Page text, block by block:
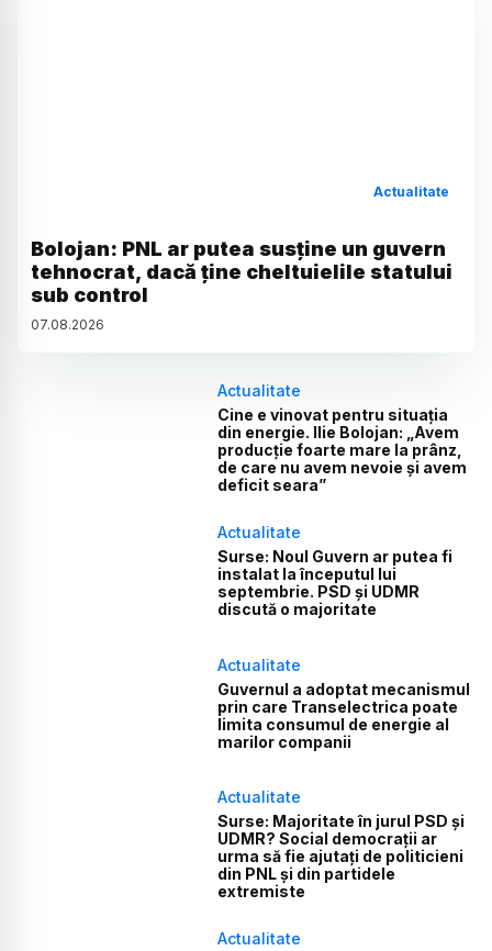
Actualitate
Bolojan: PNL ar putea susține un guvern
tehnocrat, dacă ține cheltuielile statului
sub control
07.08.2026
Actualitate
Cine e vinovat pentru situația
din energie. Ilie Bolojan: „Avem
producție foarte mare la prânz,
de care nu avem nevoie și avem
deficit seara”
Actualitate
Surse: Noul Guvern ar putea fi
instalat la începutul lui
septembrie. PSD și UDMR
discută o majoritate
Actualitate
Guvernul a adoptat mecanismul
prin care Transelectrica poate
limita consumul de energie al
marilor companii
Actualitate
Surse: Majoritate în jurul PSD și
UDMR? Social democrații ar
urma să fie ajutați de politicieni
din PNL și din partidele
extremiste
Actualitate